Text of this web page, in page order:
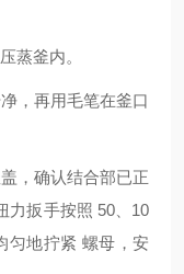
蒸釜内。
，再用毛笔在釜口
，确认结合部已正
力扳手按照 50、 10
匀地拧紧 螺母，安